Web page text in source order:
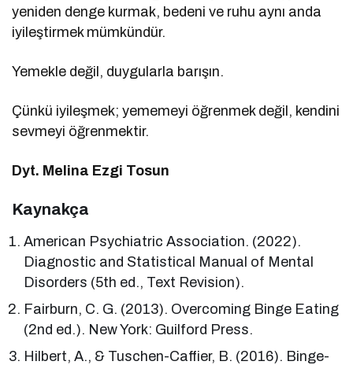
yeniden denge kurmak, bedeni ve ruhu aynı anda
iyileştirmek mümkündür.
Yemekle değil, duygularla barışın.
Çünkü iyileşmek; yememeyi öğrenmek değil, kendini
sevmeyi öğrenmektir.
Dyt. Melina Ezgi Tosun
Kaynakça
American Psychiatric Association. (2022).
Diagnostic and Statistical Manual of Mental
Disorders (5th ed., Text Revision).
Fairburn, C. G. (2013). Overcoming Binge Eating
(2nd ed.). New York: Guilford Press.
Hilbert, A., & Tuschen-Caffier, B. (2016). Binge-